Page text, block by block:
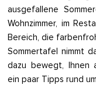
ausgefallene
Wohnzimmer, im
Bereich, die
Sommertafel nimmt
dazu bewegt, Ihnen
ein paar Tipps rund